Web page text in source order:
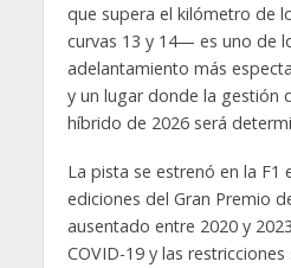
que supera el kilómetro de
curvas 13 y 14— es uno de
adelantamiento más
y un lugar donde la gestión
híbrido de 2026 será
La pista se estrenó en la F1
ediciones del Gran Premio
ausentado entre 2020 y
COVID-19 y las